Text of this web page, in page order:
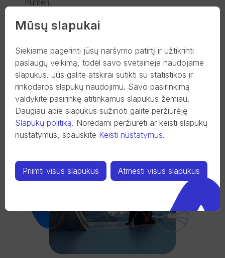
Naudodamasis interneto banku pasieksi savo
banko sąskaitą ir atliksi finansines operacijas bet
interneto ryšys.
Mūsų slapukai
Siekiame pagerinti jūsų naršymo patirtį ir užtikrinti
paslaugų veikimą, todėl savo svetainėje naudojame
slapukus. Jūs galite atskirai sutikti su statistikos ir
rinkodaros slapukų naudojimu. Savo pasirinkimą
valdykite pasirinkę atitinkamus slapukus žemiau.
Daugiau apie slapukus sužinoti galite peržiūrėję
Slapukų politiką. Norėdami peržiūrėti ar keisti slapukų
nustatymus, spauskite Keisti nustatymus.
Priimti visus slapukus Atmesti visus slapukus